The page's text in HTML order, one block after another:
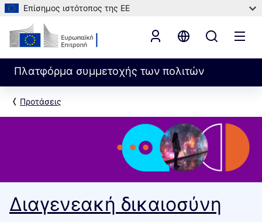
Επίσημος ιστότοπος της ΕΕ
Πλατφόρμα συμμετοχής των πολιτών
Προτάσεις
Διαγενεακή δικαιοσύνη